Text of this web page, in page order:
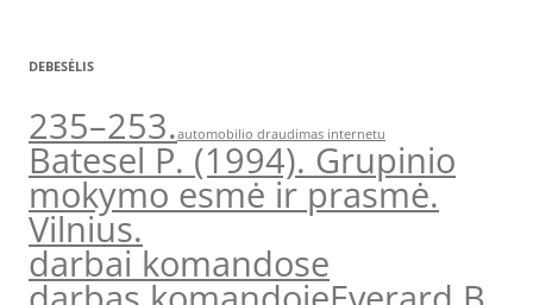
DEBESĖLIS
235–253.automobilio draudimas internetu
Batesel P. (1994). Grupinio
mokymo esmė ir prasmė.
Vilnius.
darbai komandose